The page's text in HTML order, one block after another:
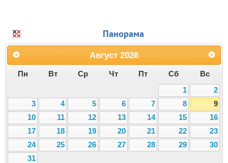
Панорама
Август 2026
Пн Вт Ср Чт Пт Сб
Вс
1
2
3
4 5 6 7 8
9
10
11 12 13 14 15
16
17
18 19 20 21 22
23
24
25 26 27 28 29
30
31